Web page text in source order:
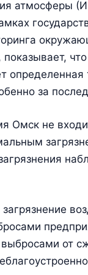
атмосферы
определенная
за
Омск не
выбросами от